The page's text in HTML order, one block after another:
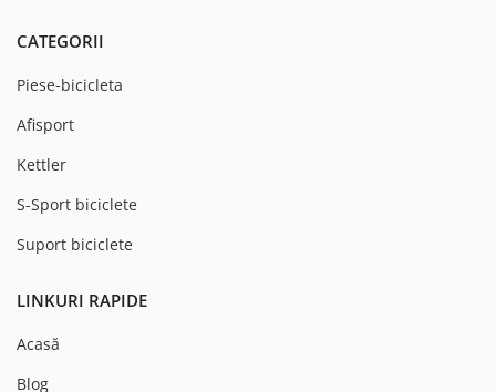
CATEGORII
Piese-bicicleta
Afisport
Kettler
S-Sport biciclete
Suport biciclete
LINKURI RAPIDE
Acasă
Blog